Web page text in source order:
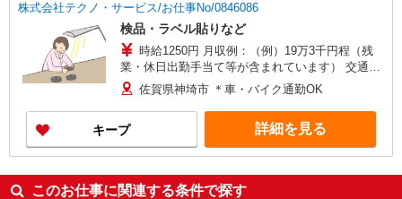
株式会社テクノ・サービス/お仕事No/0846086
検品・ラベル貼りなど
時給1250円 月収例：（例）19万3千円程（残
業・休日出勤手当て等が含まれています） 交通費
全額支給
佐賀県神埼市 ＊車・バイク通勤OK
キープ 詳細を見る
このお仕事に関連する条件で探す